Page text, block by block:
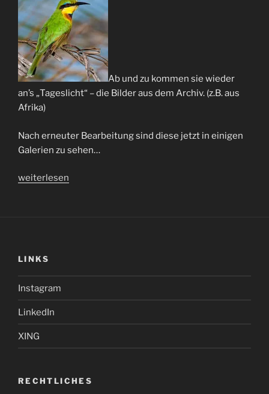
Ab und zu kommen sie wieder
an’s „Tageslicht“ – die Bilder aus dem Archiv. (z.B. aus
Afrika)
Nach erneuter Bearbeitung sind diese jetzt in einigen
Galerien zu sehen…
„„News“
weiterlesen
LINKS
Instagram
LinkedIn
XING
RECHTLICHES